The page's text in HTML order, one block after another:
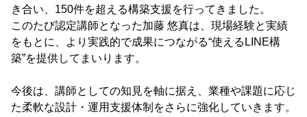
き合い、150件を超える構築支援を行ってきました。
このたび認定講師となった加藤 悠真は、現場経験と実績
をもとに、より実践的で成果につながる“使えるLINE構
築”を提供してまいります。
今後は、講師としての知見を軸に据え、業種や課題に応じ
た柔軟な設計・運用支援体制をさらに強化していきます。